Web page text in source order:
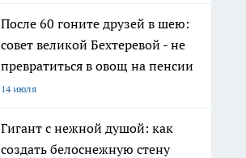
После 60 гоните друзей в шею:
совет великой Бехтеревой - не
превратиться в овощ на пенсии
14 июля
Гигант с нежной душой: как
создать белоснежную стену